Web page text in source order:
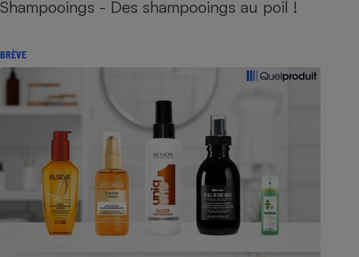
Shampooings - Des shampooings au poil !
BRÈVE